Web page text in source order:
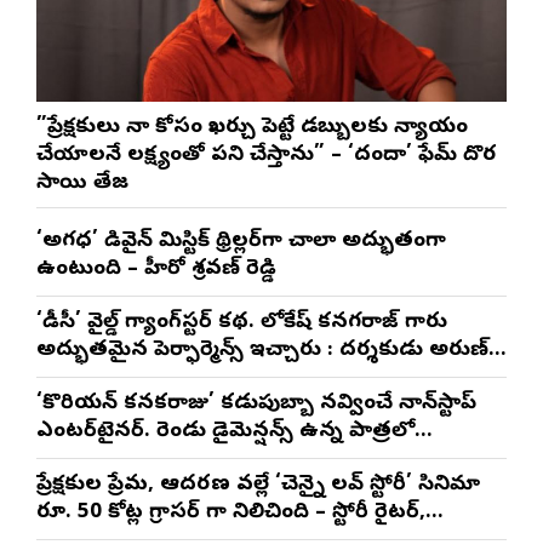
”ప్రేక్షకులు నా కోసం ఖర్చు పెట్టే డబ్బులకు న్యాయం
చేయాలనే లక్ష్యంతో పని చేస్తాను” – ‘దందా’ ఫేమ్ దొర
సాయి తేజ
‘అగధ’ డివైన్ మిస్టిక్ థ్రిల్లర్‌గా చాలా అద్భుతంగా
ఉంటుంది – హీరో శ్రవణ్ రెడ్డి
‘డీసీ’ వైల్డ్ గ్యాంగ్‌స్టర్ కథ. లోకేష్ కనగరాజ్ గారు
అద్భుతమైన పెర్ఫార్మెన్స్ ఇచ్చారు : దర్శకుడు అరుణ్
మాథేశ్వరన్
‘కొరియన్ కనకరాజు’ కడుపుబ్బా నవ్వించే నాన్‌స్టాప్
ఎంటర్‌టైనర్. రెండు డైమెన్షన్స్ ఉన్న పాత్రలో
నటించడం చాలా సంతృప్తినిచ్చింది : వరుణ్ తేజ్
ప్రేక్షకుల ప్రేమ, ఆదరణ వల్లే ‘చెన్నై లవ్ స్టోరీ’ సినిమా
రూ. 50 కోట్ల గ్రాసర్ గా నిలిచింది – స్టోరీ రైటర్,
ప్రొడ్యూసర్ సాయి రాజేష్